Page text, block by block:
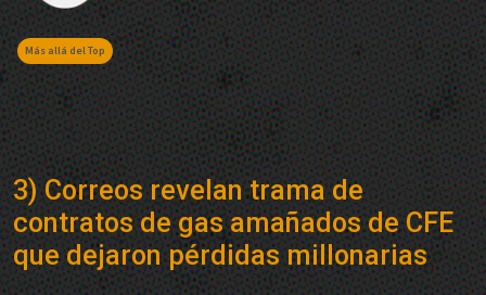
Más allá del Top
3) Correos revelan trama de
contratos de gas amañados de CFE
que dejaron pérdidas millonarias